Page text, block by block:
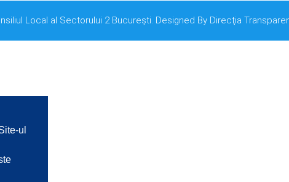
ul
Local al Sectorului 2 București. Designed By Direcţia